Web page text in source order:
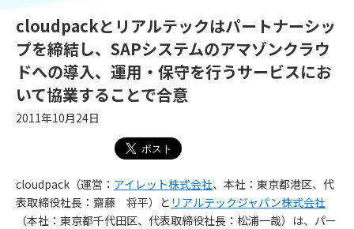
cloudpackとリアルテックはパートナーシッ
プを締結し、SAPシステムのアマゾンクラウ
ドへの導入、運用・保守を行うサービスにお
いて協業することで合意
2011年10月24日
cloudpack（運営： アイレット株式会社、本社：東京都港区、代
表取締役社長：齋藤 将平）と リアルテックジャパン株式会社
（本社：東京都千代田区、代表取締役社長：松浦一哉）は、パー